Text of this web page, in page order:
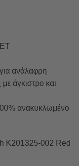
ανάλαφρη
άγκιστρο και
ανακυκλωμένο
K201325-002 Red